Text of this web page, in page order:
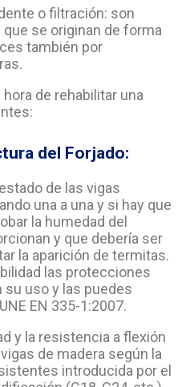
o filtración: son
se originan de forma
también por
de rehabilitar una
del Forjado:
de las vigas
una a una y si hay que
la humedad del
y que debería ser
la aparición de termitas.
las protecciones
su uso y las puedes
EN 335-1:2007.
y la resistencia a flexión
de madera según la
introducida por el